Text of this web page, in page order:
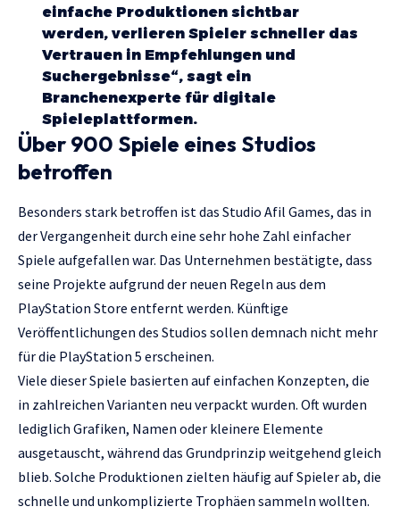
einfache Produktionen sichtbar
werden, verlieren Spieler schneller das
Vertrauen in Empfehlungen und
Suchergebnisse“, sagt ein
Branchenexperte für digitale
Spieleplattformen.
Über 900 Spiele eines Studios
betroffen
Besonders stark betroffen ist das Studio Afil Games, das in
der Vergangenheit durch eine sehr hohe Zahl einfacher
Spiele aufgefallen war. Das Unternehmen bestätigte, dass
seine Projekte aufgrund der neuen Regeln aus dem
PlayStation Store entfernt werden. Künftige
Veröffentlichungen des Studios sollen demnach nicht mehr
für die PlayStation 5 erscheinen.
Viele dieser Spiele basierten auf einfachen Konzepten, die
in zahlreichen Varianten neu verpackt wurden. Oft wurden
lediglich Grafiken, Namen oder kleinere Elemente
ausgetauscht, während das Grundprinzip weitgehend gleich
blieb. Solche Produktionen zielten häufig auf Spieler ab, die
schnelle und unkomplizierte Trophäen sammeln wollten.